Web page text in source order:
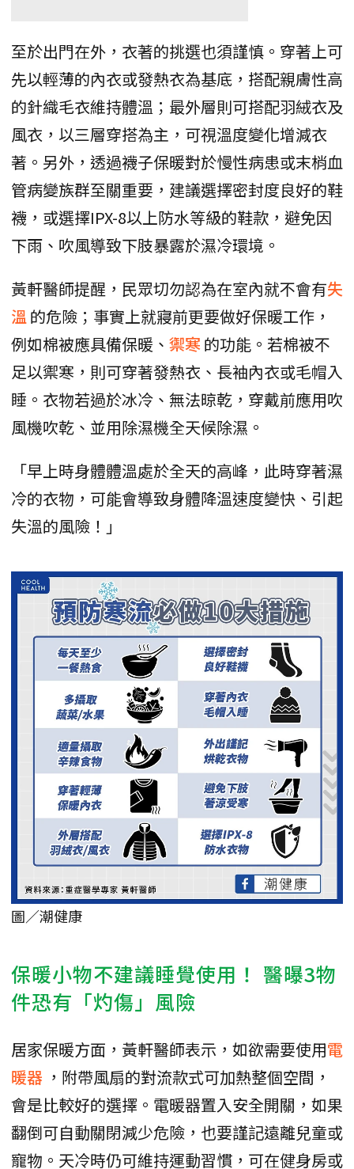
至於出門在外，衣著的挑選也須謹慎。穿著上可
先以輕薄的內衣或發熱衣為基底，搭配親膚性高
的針織毛衣維持體溫；最外層則可搭配羽絨衣及
風衣，以三層穿搭為主，可視溫度變化增減衣
著。另外，透過襪子保暖對於慢性病患或末梢血
管病變族群至關重要，建議選擇密封度良好的鞋
襪，或選擇IPX-8以上防水等級的鞋款，避免因
下雨、吹風導致下肢暴露於濕冷環境。
黃軒醫師提醒，民眾切勿認為在室內就不會有失
溫 的危險；事實上就寢前更要做好保暖工作，
例如棉被應具備保暖、 禦寒的功能。若棉被不
足以禦寒，則可穿著發熱衣、長袖內衣或毛帽入
睡。衣物若過於冰冷、無法晾乾，穿戴前應用吹
風機吹乾、並用除濕機全天候除濕。
「早上時身體體溫處於全天的高峰，此時穿著濕
冷的衣物，可能會導致身體降溫速度變快、引起
失溫的風險！」
圖／潮健康
保暖小物不建議睡覺使用！ 醫曝3物
件恐有「灼傷」風險
居家保暖方面，黃軒醫師表示，如欲需要使用電
暖器 ，附帶風扇的對流款式可加熱整個空間，
會是比較好的選擇。電暖器置入安全開關，如果
翻倒可自動關閉減少危險，也要謹記遠離兒童或
寵物。天冷時仍可維持運動習慣，可在健身房或